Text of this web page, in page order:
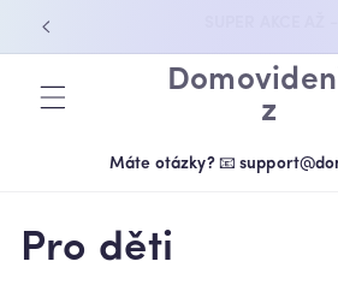
PŘEJÍT K
z
Máte otázky? 📧
K
Pro děti